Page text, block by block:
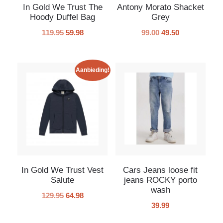
In Gold We Trust The
Hoody Duffel Bag
119.95 59.98
Antony Morato Shacket
Grey
99.00 49.50
Aanbieding!
In Gold We Trust Vest
Salute
129.95 64.98
Cars Jeans loose fit
jeans ROCKY porto
wash
39.99